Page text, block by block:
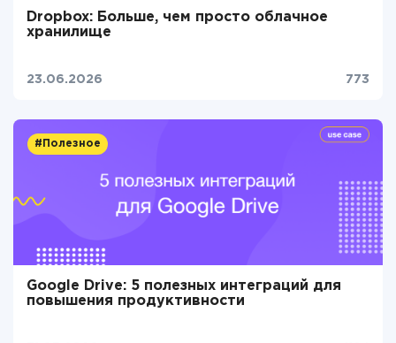
Dropbox: Больше, чем просто облачное
хранилище
23.06.2026 773
#Полезное
Google Drive: 5 полезных интеграций для
повышения продуктивности